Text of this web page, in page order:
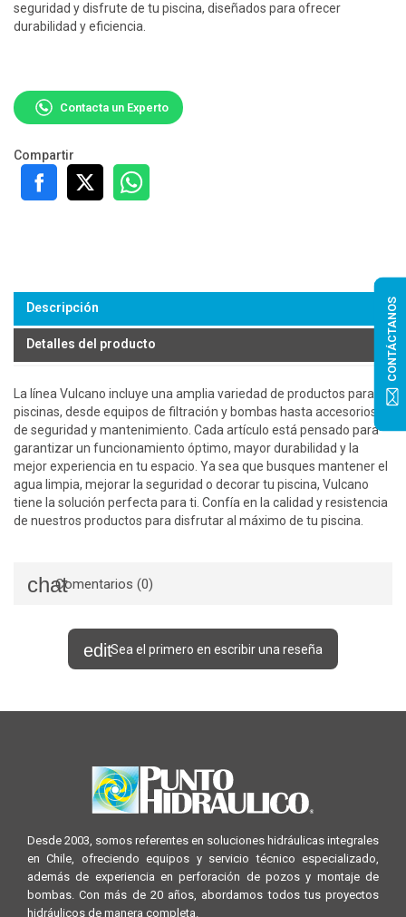
seguridad y disfrute de tu piscina, diseñados para ofrecer
durabilidad y eficiencia.
Contacta un Experto
Compartir
Descripción
Detalles del producto
La línea Vulcano incluye una amplia variedad de productos para
piscinas, desde equipos de filtración y bombas hasta accesorios
de seguridad y mantenimiento. Cada artículo está pensado para
garantizar un funcionamiento óptimo, mayor durabilidad y la
mejor experiencia en tu espacio. Ya sea que busques mantener el
agua limpia, mejorar la seguridad o decorar tu piscina, Vulcano
tiene la solución perfecta para ti. Confía en la calidad y resistencia
de nuestros productos para disfrutar al máximo de tu piscina.
Comentarios (0)
Sea el primero en escribir una reseña
Desde 2003, somos referentes en soluciones hidráulicas integrales
en Chile, ofreciendo equipos y servicio técnico especializado,
además de experiencia en perforación de pozos y montaje de
bombas. Con más de 20 años, abordamos todos tus proyectos
hidráulicos de manera completa.
CONTÁCTANOS